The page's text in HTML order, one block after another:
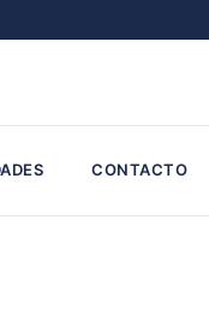
CONTACTO